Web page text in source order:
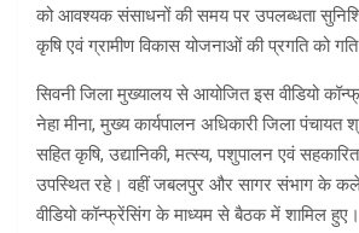
को आवश्यक संसाधनों की समय पर उपलब्धता
कृषि एवं ग्रामीण विकास योजनाओं की प्रगति को गति
सिवनी जिला मुख्यालय से आयोजित इस वीडियो
नेहा मीना, मुख्य कार्यपालन अधिकारी जिला पंचायत
सहित कृषि, उद्यानिकी, मत्स्य, पशुपालन एवं
उपस्थित रहे। वहीं जबलपुर और सागर संभाग के
वीडियो कॉन्फ्रेंसिंग के माध्यम से बैठक में शामिल हुए।